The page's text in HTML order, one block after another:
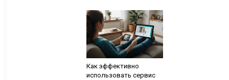
Как эффективно
использовать сервис